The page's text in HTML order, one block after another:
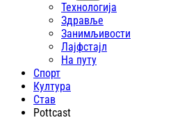
Технологија
Здравље
Занимљивости
Лајфстajл
На путу
Спорт
Култура
Став
Pottcast